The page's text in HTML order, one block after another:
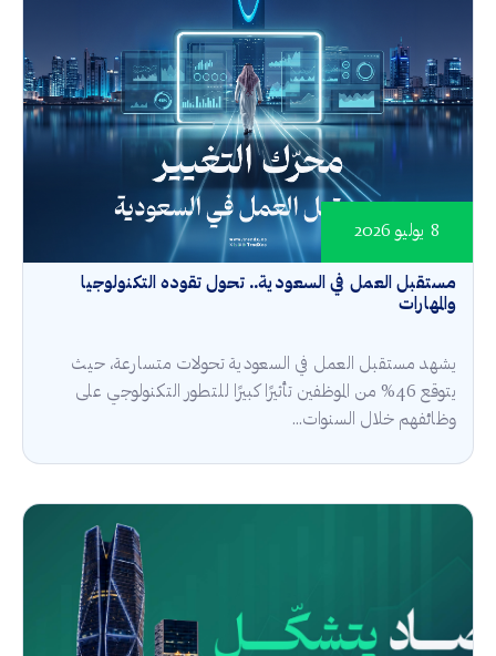
مستقبل العمل في السعودية.. تحول تقوده التكنولوجيا
والمهارات
8 يوليو 2026
يشهد مستقبل العمل في السعودية تحولات متسارعة، حيث
يتوقع 46% من الموظفين تأثيرًا كبيرًا للتطور التكنولوجي على
وظائفهم خلال السنوات...